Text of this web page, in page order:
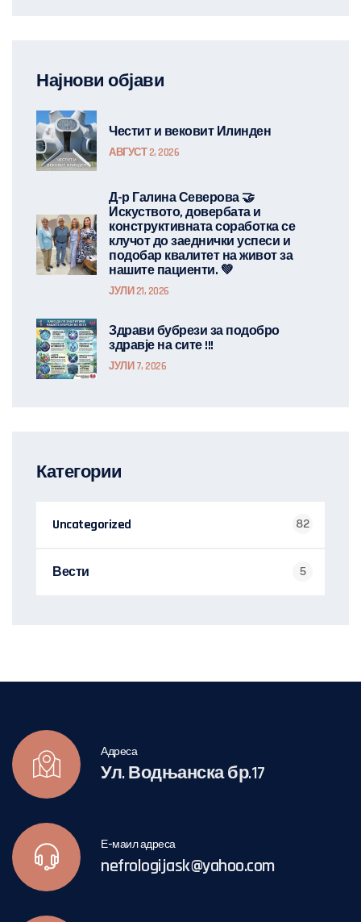
Најнови објави
Честит и вековит Илинден
АВГУСТ 2, 2026
Д-р Галина Северова 🤝
Искуството, довербата и
конструктивната соработка се
клучот до заеднички успеси и
подобар квалитет на живот за
нашите пациенти. 💚
ЈУЛИ 21, 2026
Здрави бубрези за подобро
здравје на сите !!!
ЈУЛИ 7, 2026
Категории
Uncategorized 82
Вести 5
Адреса
Ул. Водњанска бр.17
Е-маил адреса
nefrologijask@yahoo.com